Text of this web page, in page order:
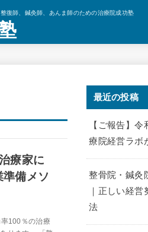
復師、鍼灸師、あんま師のための治療院成功塾
療家に
備メソ
100％の治療
最近の投稿
【ご報告】
療院経営ラボ
整骨院・鍼灸
｜正しい経
法